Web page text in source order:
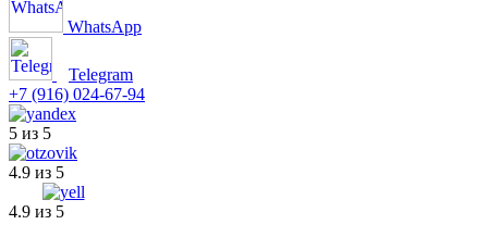
WhatsApp
Telegram
+7 (916) 024-67-94
5 из 5
4.9 из 5
4.9 из 5